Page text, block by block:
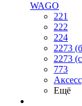
WAGO
221
222
224
2273
2273
773
Ещё